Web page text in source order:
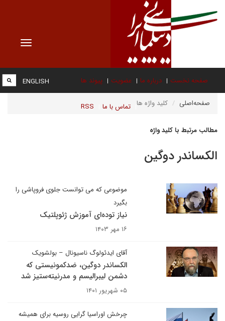
Toggle
صفحه نخست درباره ما عضویت پیوند ها
تماس با ما RSS
ENGLISH
صفحه‌اصلی کلید واژه ها
مطالب مرتبط با کلید واژه
الکساندر دوگین
موضوعی که می توانست جلوی فروپاشی را
بگیرد
نیاز توده‌ای آموزش ژئوپلتیک
۱۶ مهر ۱۴۰۳
آقای ایدئولوگ ناسیونال – بولشویک
الکساندر دوگین، ضدکمونیستی که
دشمن لیبرالیسم و مدرنیته‌ستیز شد
۰۵ شهریور ۱۴۰۱
چرخش اوراسیا گرایی روسیه برای همیشه